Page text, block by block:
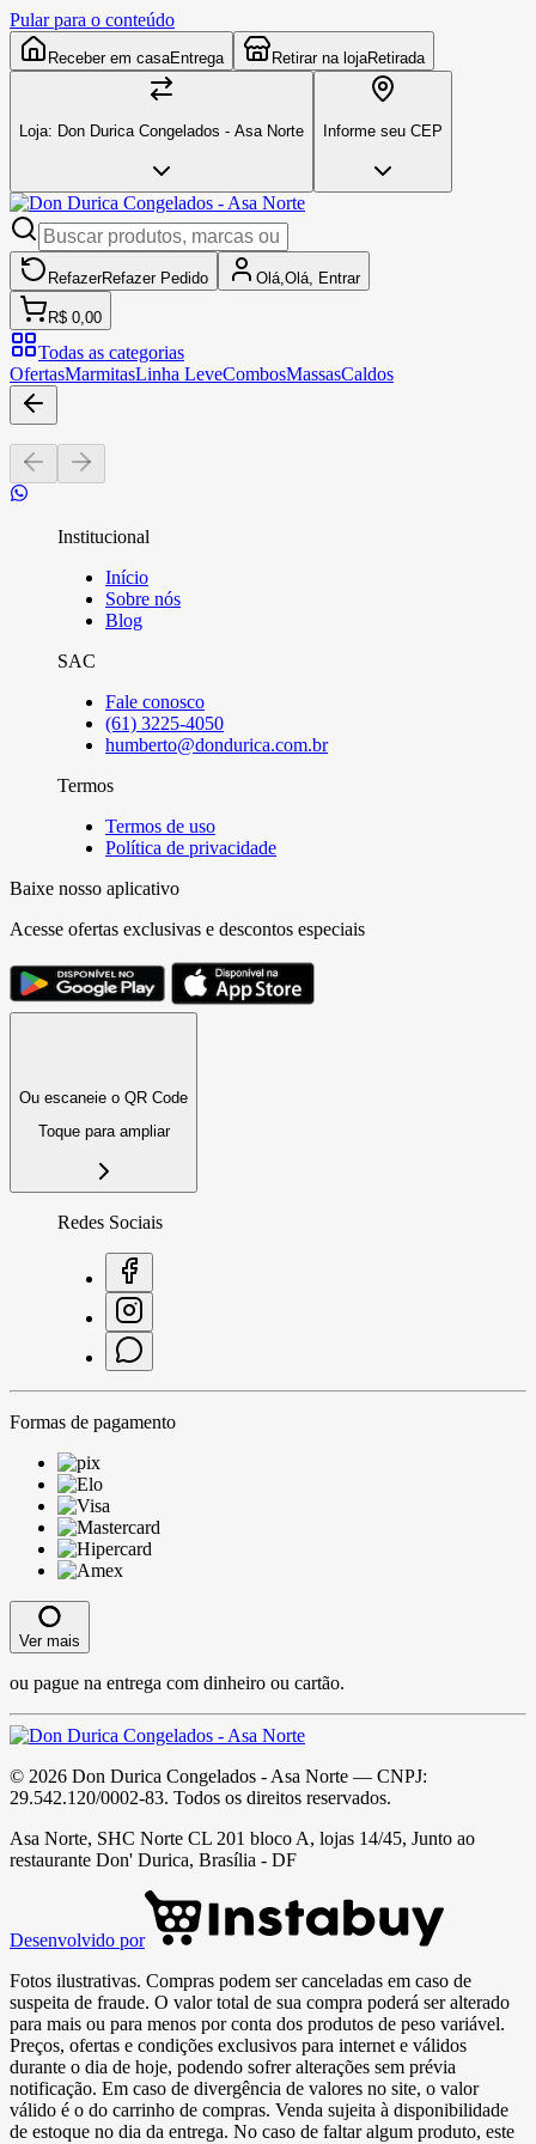
Pular para o conteúdo
Receber em casaEntrega Retirar na lojaRetirada
Loja: Don Durica Congelados - Asa Norte Informe seu CEP
RefazerRefazer Pedido Olá, Olá, Entrar
R$ 0,00
Todas as categorias
OfertasMarmitasLinha LeveCombosMassasCaldos
Institucional
Início
Sobre nós
Blog
SAC
Fale conosco
(61) 3225-4050
humberto@dondurica.com.br
Termos
Termos de uso
Política de privacidade
Baixe nosso aplicativo
Acesse ofertas exclusivas e descontos especiais
Ou escaneie o QR Code
Toque para ampliar
Redes Sociais
Formas de pagamento
Ver mais
ou pague na entrega com dinheiro ou cartão.
© 2026 Don Durica Congelados - Asa Norte — CNPJ:
29.542.120/0002-83. Todos os direitos reservados.
Asa Norte, SHC Norte CL 201 bloco A, lojas 14/45, Junto ao
restaurante Don' Durica, Brasília - DF
Desenvolvido por
Fotos ilustrativas. Compras podem ser canceladas em caso de
suspeita de fraude. O valor total de sua compra poderá ser alterado
para mais ou para menos por conta dos produtos de peso variável.
Preços, ofertas e condições exclusivos para internet e válidos
durante o dia de hoje, podendo sofrer alterações sem prévia
notificação. Em caso de divergência de valores no site, o valor
válido é o do carrinho de compras. Venda sujeita à disponibilidade
de estoque no dia da entrega. No caso de faltar algum produto, este